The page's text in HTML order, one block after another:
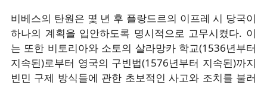
비베스의 탄원은 몇 년 후 플랑드르의 이프레 시 당국이
하나의 계획을 입안하도록 명시적으로 고무시켰다. 이
는 또한 비토리아와 소토의 살라망카 학교(1536년부터
지속된)로부터 영국의 구빈법(1576년부터 지속된)까지
빈민 구제 방식들에 관한 초보적인 사고와 조치를 불러